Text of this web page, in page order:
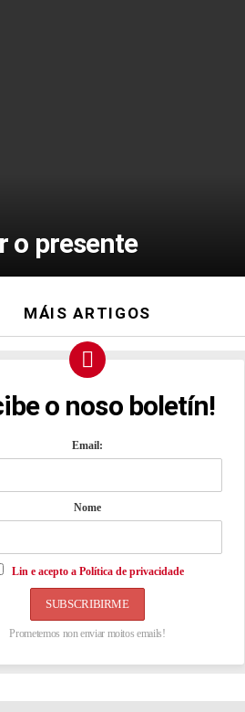
o presente
MÁIS ARTIGOS
o noso boletín!
Email:
Nome
Lin e acepto a Política de privacidade
Prometemos non enviar moitos emails!